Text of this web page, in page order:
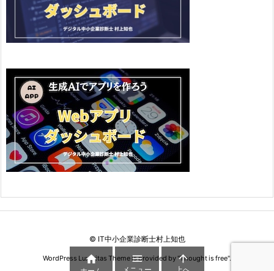
© IT中小企業診断士村上知也
WordPress Luxeritas Theme is provided by "Thought is free".
 
メニュー

上へ